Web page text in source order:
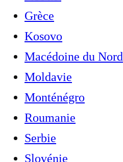
Grèce
Kosovo
Macédoine du Nord
Moldavie
Monténégro
Roumanie
Serbie
Slovénie